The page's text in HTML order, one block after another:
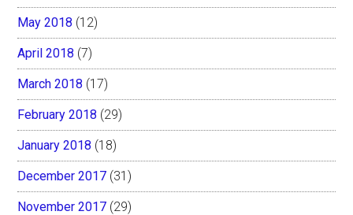
May 2018 (12)
April 2018 (7)
March 2018 (17)
February 2018 (29)
January 2018 (18)
December 2017 (31)
November 2017 (29)